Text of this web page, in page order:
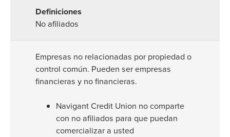
No afiliados
Empresas no relacionadas por propiedad o
control común. Pueden ser empresas
financieras y no financieras.
Navigant Credit Union no comparte
con no afiliados para que puedan
comercializar a usted